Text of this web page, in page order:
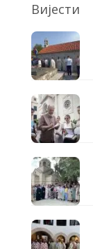
Вијести